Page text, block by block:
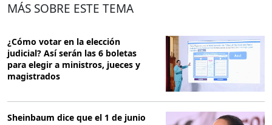
MÁS SOBRE ESTE TEMA
¿Cómo votar en la elección
judicial? Así serán las 6 boletas
para elegir a ministros, jueces y
magistrados
Sheinbaum dice que el 1 de junio